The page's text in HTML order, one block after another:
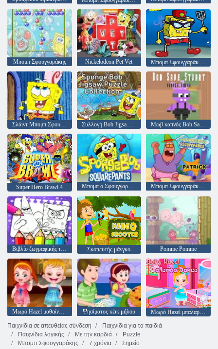
Μπομπ Σφουγγαράκης Nickelodeon Pet Vet Μπομπ Σφουγγαράκης DressUp
Σλάιντ Μπομπ Σφουγγαράκης Συλλογή Bob Jigsaw Puzzle Μωβ καπνός Bob Save Stuart
Super Hero Brawl 4 Μπομπ ο Σφουγγαράκης Μπομπ Σφουγγαράκης Πάτρικ
Βιβλίο ζωγραφικής του Sponge Bob Σκοπευτής μάνγκο Pomme Pomme
Μωρό Hazel μαθαίνει Ήθη Ψησίματος κέικ μήλου
Μωρό Hazel μπαλαρίνα χορό
Παιχνίδια σε απευθείας σύνδεση
Παιχνίδια για τα παιδιά
Παιχνίδια λογικής
Με την καρδιά
Puzzle
Μπομπ Σφουγγαράκης
7 χρόνια
Σημείο